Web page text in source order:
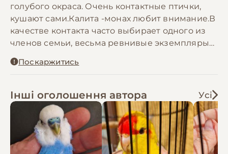
голубого окраса. Очень контактные птички,
кушают сами.Калита -монах любит внимание.В
качестве контакта часто выбирает одного из
членов семьи, весьма ревнивые экземпляры
о питомце сделают своё дело, вы получите
Обращайтесь, получите полную консультацию
по уходу и содержанию птичек
Поскаржитись
Інші оголошення автора Усі